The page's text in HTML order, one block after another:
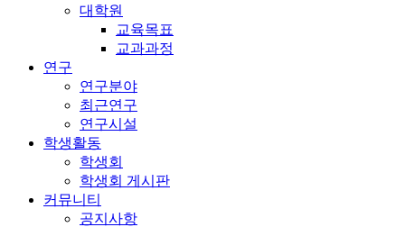
대학원
교육목표
교과과정
연구
연구분야
최근연구
연구시설
학생활동
학생회
학생회 게시판
커뮤니티
공지사항